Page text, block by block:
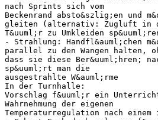
nach Sprints sich vom
Beckenrand absto&szlig;en und
gleiten (alternativ: Zugluft in
T&uuml;r zu Umkleiden
- Strahlung: Handfl&auml;chen
parallel zu den Wangen halten,
dass sie diese Ber&uuml;hren;
sp&uuml;rt man die
ausgestrahlte W&auml;rme
In der Turnhalle:
Vorschlag f&uuml;r ein
Wahrnehmung der eigenen
Temperaturregulation nach